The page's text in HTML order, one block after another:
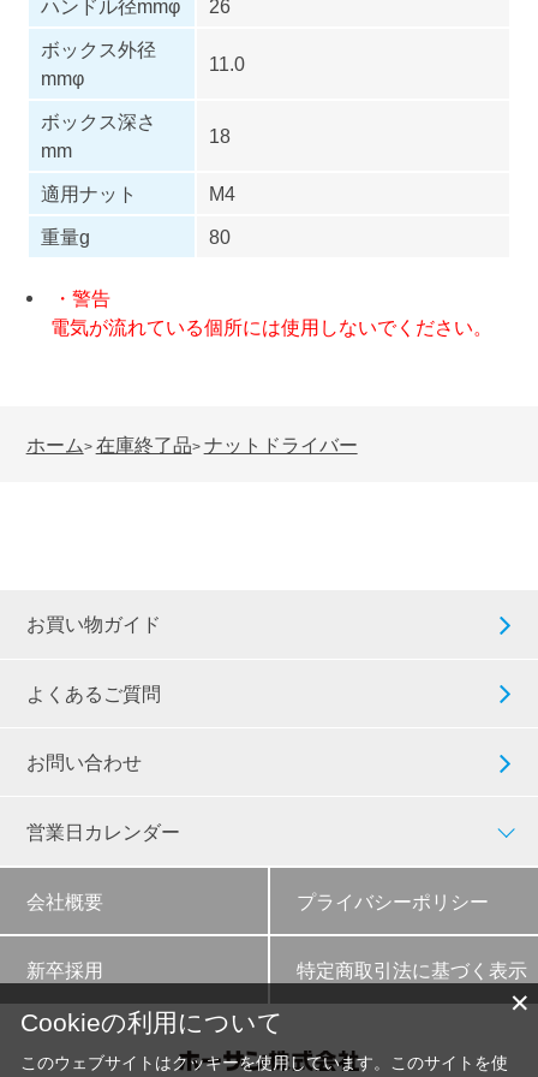
ハンドル径mmφ
26
ボックス外径
mmφ
11.0
ボックス深さ
mm
18
適用ナット
M4
重量g
80
・警告
電気が流れている個所には使用しないでください。
ホーム> 在庫終了品> ナットドライバー
お買い物ガイド
よくあるご質問
お問い合わせ
営業日カレンダー
会社概要 プライバシーポリシー
新卒採用 特定商取引法に基づく表示
✕
Cookieの利用について
このウェブサイトはクッキーを使用しています。このサイトを使